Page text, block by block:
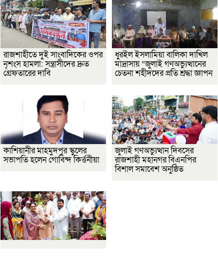
রাজশাহীতে দুই সাংবাদিকের ওপর
নৃশংস হামলা: সন্ত্রাসীদের দ্রুত
গ্রেফতারের দাবি
ধুরইল ইসলামিয়া বালিকা দাখিল
মাদ্রাসায় “জুলাই গণঅভ্যুত্থানের
চেতনা শহীদদের প্রতি শ্রদ্ধা জ্ঞাপন
কাশিয়ানীর মাহমুদপুর স্কুলের
সভাপতি হলেন গোবিন্দ কির্ত্তনীয়া
জুলাই গণঅভ্যুত্থান দিবসের
রাজশাহী মহানগর বিএনপির
বিশাল সমাবেশ অনুষ্ঠিত